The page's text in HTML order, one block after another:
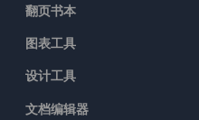
翻页书本
图表工具
设计工具
文档编辑器